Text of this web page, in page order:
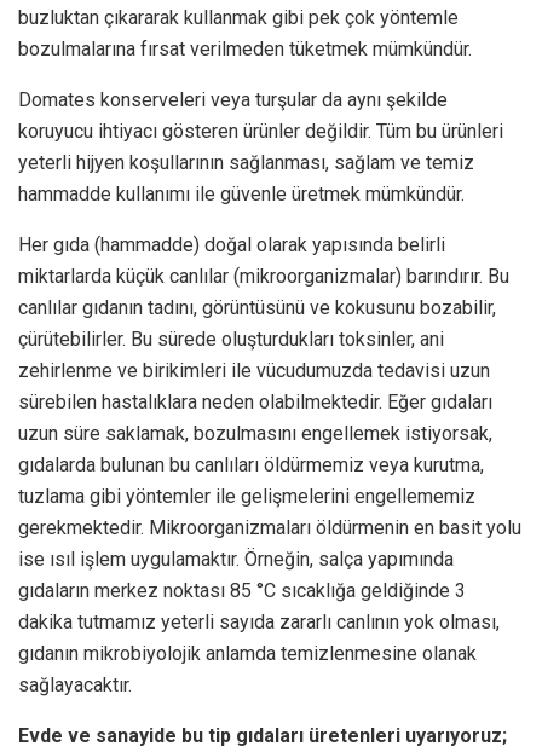
buzluktan çıkararak kullanmak gibi pek çok yöntemle
bozulmalarına fırsat verilmeden tüketmek mümkündür.
Domates konserveleri veya turşular da aynı şekilde
koruyucu ihtiyacı gösteren ürünler değildir. Tüm bu ürünleri
yeterli hijyen koşullarının sağlanması, sağlam ve temiz
hammadde kullanımı ile güvenle üretmek mümkündür.
Her gıda (hammadde) doğal olarak yapısında belirli
miktarlarda küçük canlılar (mikroorganizmalar) barındırır. Bu
canlılar gıdanın tadını, görüntüsünü ve kokusunu bozabilir,
çürütebilirler. Bu sürede oluşturdukları toksinler, ani
zehirlenme ve birikimleri ile vücudumuzda tedavisi uzun
sürebilen hastalıklara neden olabilmektedir. Eğer gıdaları
uzun süre saklamak, bozulmasını engellemek istiyorsak,
gıdalarda bulunan bu canlıları öldürmemiz veya kurutma,
tuzlama gibi yöntemler ile gelişmelerini engellememiz
gerekmektedir. Mikroorganizmaları öldürmenin en basit yolu
ise ısıl işlem uygulamaktır. Örneğin, salça yapımında
gıdaların merkez noktası 85 °C sıcaklığa geldiğinde 3
dakika tutmamız yeterli sayıda zararlı canlının yok olması,
gıdanın mikrobiyolojik anlamda temizlenmesine olanak
sağlayacaktır.
Evde ve sanayide bu tip gıdaları üretenleri uyarıyoruz;